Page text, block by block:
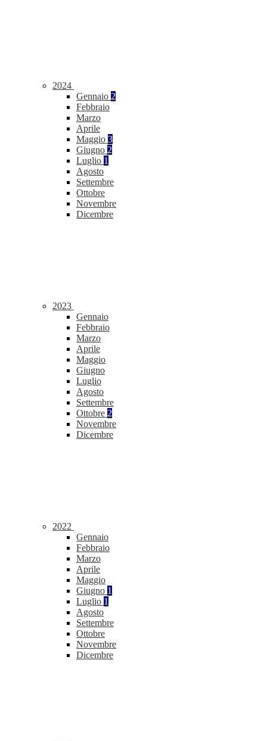
2024
Gennaio 2
Febbraio
Marzo
Aprile
Maggio 3
Giugno 2
Luglio 1
Agosto
Settembre
Ottobre
Novembre
Dicembre
2023
Gennaio
Febbraio
Marzo
Aprile
Maggio
Giugno
Luglio
Agosto
Settembre
Ottobre 2
Novembre
Dicembre
2022
Gennaio
Febbraio
Marzo
Aprile
Maggio
Giugno 1
Luglio 1
Agosto
Settembre
Ottobre
Novembre
Dicembre